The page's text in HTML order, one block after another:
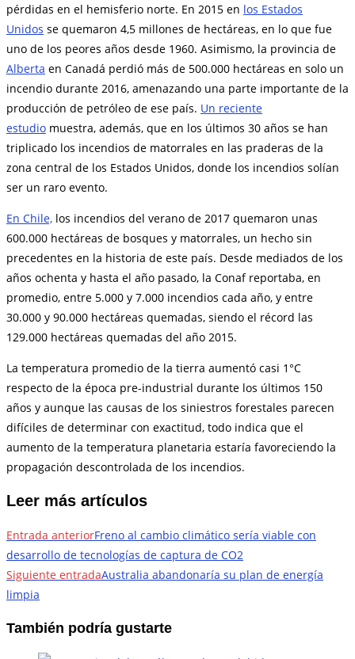
pérdidas en el hemisferio norte. En 2015 en los Estados
Unidos se quemaron 4,5 millones de hectáreas, en lo que fue
uno de los peores años desde 1960. Asimismo, la provincia de
Alberta en Canadá perdió más de 500.000 hectáreas en solo un
incendio durante 2016, amenazando una parte importante de la
producción de petróleo de ese país. Un reciente
estudio muestra, además, que en los últimos 30 años se han
triplicado los incendios de matorrales en las praderas de la
zona central de los Estados Unidos, donde los incendios solían
ser un raro evento.
En Chile, los incendios del verano de 2017 quemaron unas
600.000 hectáreas de bosques y matorrales, un hecho sin
precedentes en la historia de este país. Desde mediados de los
años ochenta y hasta el año pasado, la Conaf reportaba, en
promedio, entre 5.000 y 7.000 incendios cada año, y entre
30.000 y 90.000 hectáreas quemadas, siendo el récord las
129.000 hectáreas quemadas del año 2015.
La temperatura promedio de la tierra aumentó casi 1°C
respecto de la época pre-industrial durante los últimos 150
años y aunque las causas de los siniestros forestales parecen
difíciles de determinar con exactitud, todo indica que el
aumento de la temperatura planetaria estaría favoreciendo la
propagación descontrolada de los incendios.
Leer más artículos
Entrada anteriorFreno al cambio climático sería viable con
desarrollo de tecnologías de captura de CO2
Siguiente entradaAustralia abandonaría su plan de energía
limpia
También podría gustarte